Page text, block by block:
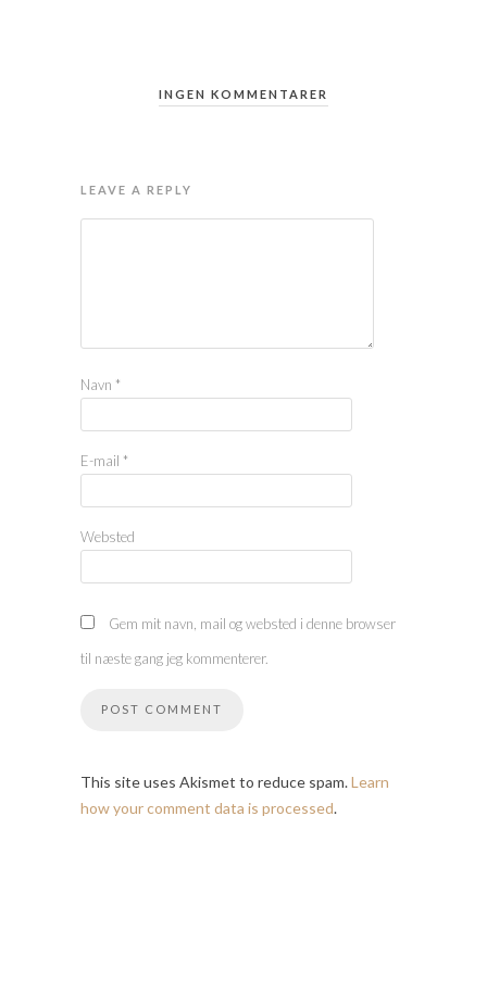
INGEN KOMMENTARER
LEAVE A REPLY
Navn *
E-mail *
Websted
Gem mit navn, mail og websted i denne browser
til næste gang jeg kommenterer.
This site uses Akismet to reduce spam.Learn
how your comment data is processed.